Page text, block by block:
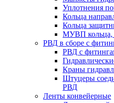
Уплотнения
Кольца
Кольца
МУВП кольца,
РВД в сборе с
РВД с
Краны
Штуцеры
РВД
Ленты конвейерные